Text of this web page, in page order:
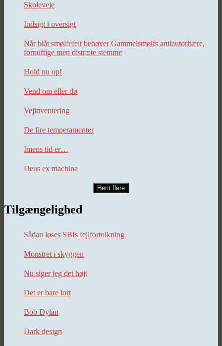
Skoleveje
Indsigt i oversigt
Når blåt smølfefelt behøver Gammelsmølfs antiautoritære,
fornuftige men distræte stemme
Hold nu op!
Vend om eller dø
Vejinventering
De fire temperamenter
Imens tid er…
Deus ex machina
Hent flere
Tilgængelighed
Sådan løses SBIs fejlfortolkning
Monstret i skyggen
Nu siger jeg det højt
Det er bare lort
Bob Dylan
Dark design